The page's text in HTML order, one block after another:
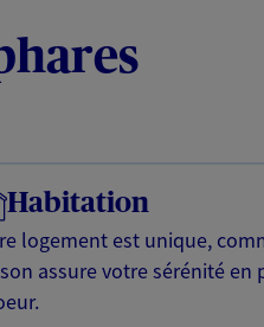
Habitation
logement est unique,
assure votre sérénité